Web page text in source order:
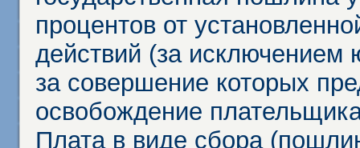
процентов от
действий (за исключением
за совершение которых
освобождение
Плата в виде сбора